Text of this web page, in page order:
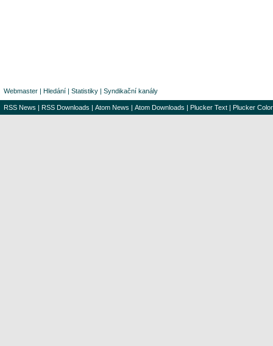
Webmaster | Hledání | Statistiky | Syndikační kanály
RSS News | RSS Downloads | Atom News | Atom Downloads | Plucker Text | Plucker Color